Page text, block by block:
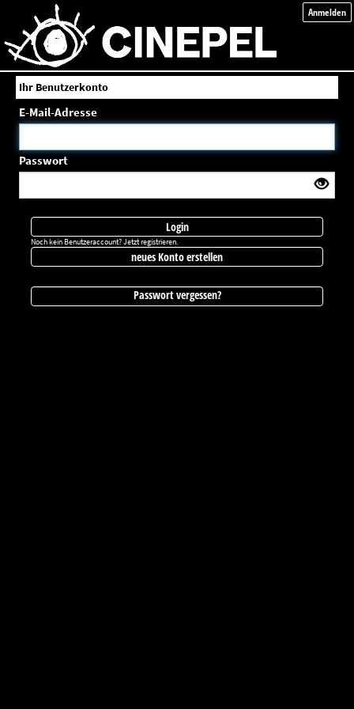
Anmelden
Ihr Benutzerkonto
E-Mail-Adresse
Passwort
Login
Noch kein Benutzeraccount? Jetzt registrieren.
neues Konto erstellen
Passwort vergessen?